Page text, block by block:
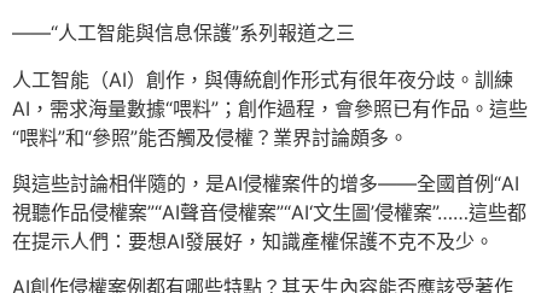
——“人工智能與信息保護”系列報道之三
人工智能（AI）創作，與傳統創作形式有很年夜分歧。訓練
AI，需求海量數據“喂料”；創作過程，會參照已有作品。這些
“喂料”和“參照”能否觸及侵權？業界討論頗多。
與這些討論相伴隨的，是AI侵權案件的增多——全國首例“AI
視聽作品侵權案”“AI聲音侵權案”“AI‘文生圖’侵權案”……這些都
在提示人們：要想AI發展好，知識產權保護不克不及少。
AI創作侵權案例都有哪些特點？其天生內容能否應該受著作